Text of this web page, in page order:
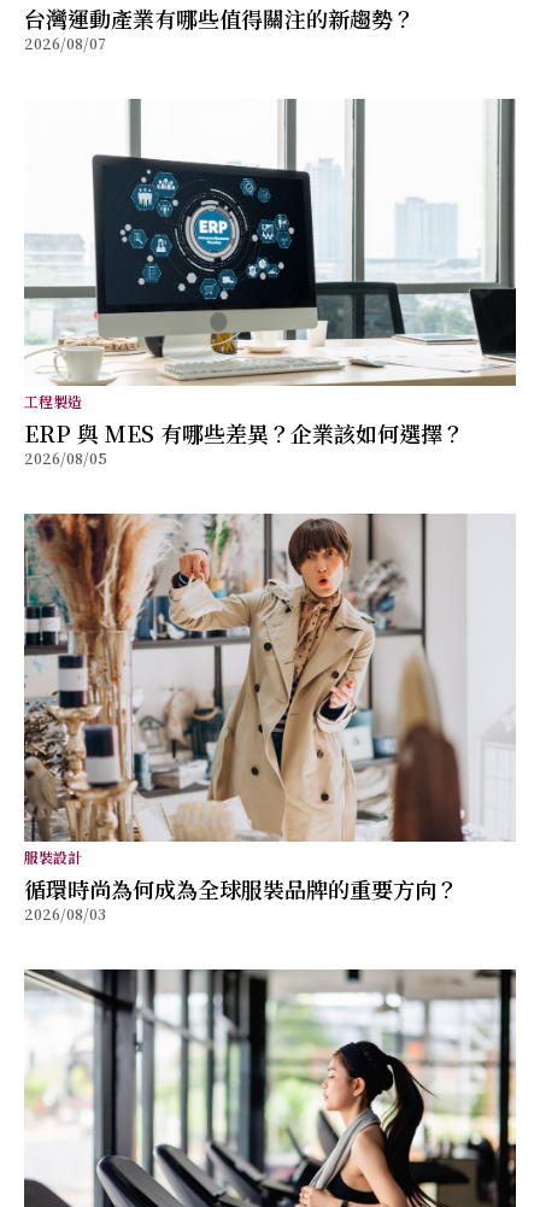
台灣運動產業有哪些值得關注的新趨勢？
2026/08/07
工程製造
ERP 與 MES 有哪些差異？企業該如何選擇？
2026/08/05
服裝設計
循環時尚為何成為全球服裝品牌的重要方向？
2026/08/03